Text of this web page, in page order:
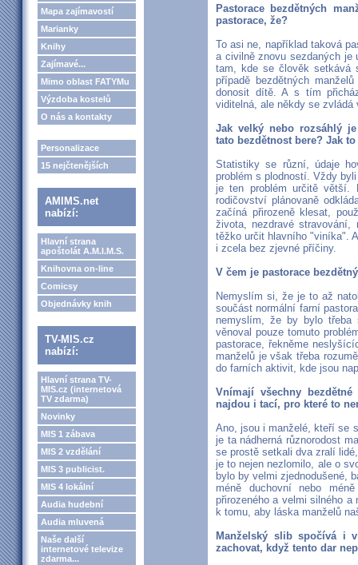
Mapa zajímavostí
Marianky
Knihy
Zajímavé...
Mimo oblast FATYMu
Výzdoba kostelů
O nás a kontakty
Personalizace
15 nejčtenějších
AMIMS.net
nabízí:
Hlavní strana
apoštolát A.M.I.M.S.
Knihovna on-line
Comicsy
Objednávky knih
TV-MIS.cz
nabízí:
Hlavní strana TV-
MIS.cz (internetová
TV zdarma)
Novinky
MIS 1 zábava
MIS 2 vzdělání
MIS 3 publicist.
MIS 4 lokální
Audia hudební
Audia mluvená
Naše další
internetové televize
zdarma...
Pastorace bezdětných
pastorace, že?
To asi ne, například taková
a civilně znovu sezdaných
tam, kde se člověk setkává
případě bezdětných
donosit dítě. A s tím
viditelná, ale někdy se zvládá
Jak velký nebo rozsáhlý
tato bezdětnost bere? Jak
Statistiky se různí, údaje
problém s plodností. Vždy
je ten problém určitě větší.
rodičovství plánovaně
začíná přirozeně klesat,
života, nezdravé
těžko určit hlavního "viníka".
i zcela bez zjevné příčiny.
V čem je pastorace
Nemyslím si, že je to až
součást normální farní
nemyslím, že by bylo
věnoval pouze tomuto
pastorace, řekněme
manželů je však třeba
do farních aktivit, kde jsou
Vnímají všechny
najdou i tací, pro které to
Ano, jsou i manželé, kteří se
je ta nádherná různorodost
se prostě setkali dva zralí
je to nejen nezlomilo, ale o
bylo by velmi zjednodušené,
méně duchovní nebo
přirozeného a velmi silného
k tomu, aby láska manželů
Manželský slib spočívá i
zachovat, když tento dar